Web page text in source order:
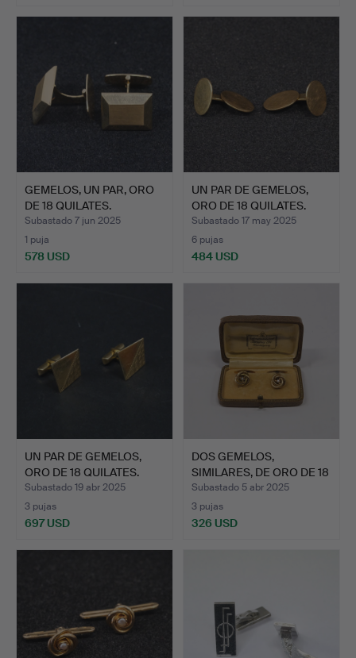
GEMELOS, UN PAR, ORO
DE 18 QUILATES.
Subastado 7 jun 2025
1 puja
578 USD
UN PAR DE GEMELOS,
ORO DE 18 QUILATES.
Subastado 17 may 2025
6 pujas
484 USD
UN PAR DE GEMELOS,
ORO DE 18 QUILATES.
Subastado 19 abr 2025
3 pujas
697 USD
DOS GEMELOS,
SIMILARES, DE ORO DE 18
QUILA…
Subastado 5 abr 2025
3 pujas
326 USD